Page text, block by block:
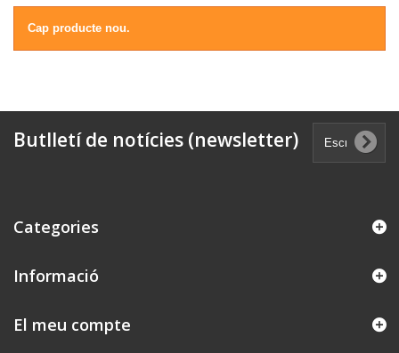
Cap producte nou.
Butlletí de notícies (newsletter)
Categories
Informació
El meu compte